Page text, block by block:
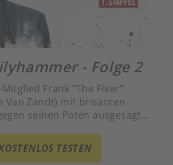
- Folge 2
Frank "The Fixer"
Van Zandt) mit brisanten
seinen Paten ausgesagt
neuen Lebensmittelpunkt
Lillehammer.
TESTEN